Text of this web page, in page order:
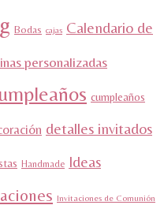
Bodas cajas Calendario de
personalizadas
cumpleaños
detalles invitados
Handmade Ideas
Invitaciones de Comunión